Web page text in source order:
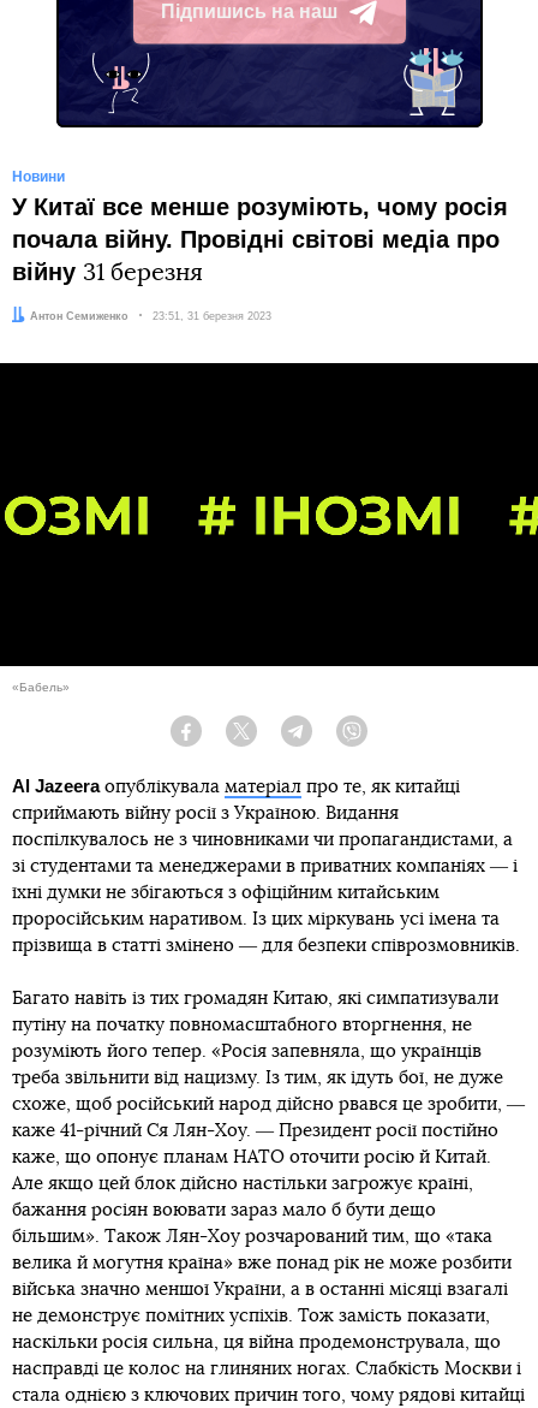
Підпишись на наш
Telegram
Новини
У Китаї все менше розуміють, чому росія
почала війну. Провідні світові медіа про
війну 31 березня
Автор:
Антон Семиженко Дата:
23:51, 31 березня 2023
«Бабель»
Facebook Twitter Telegram
Al Jazeeraопублікувала матеріал про те, як китайці
сприймають війну росії з Україною. Видання
поспілкувалось не з чиновниками чи пропагандистами, а
зі студентами та менеджерами в приватних компаніях ― і
їхні думки не збігаються з офіційним китайським
проросійським наративом. Із цих міркувань усі імена та
прізвища в статті змінено ― для безпеки співрозмовників.
Багато навіть із тих громадян Китаю, які симпатизували
путіну на початку повномасштабного вторгнення, не
розуміють його тепер. «Росія запевняла, що українців
треба звільнити від нацизму. Із тим, як ідуть бої, не дуже
схоже, щоб російський народ дійсно рвався це зробити, ―
каже 41-річний Ся Лян-Хоу. ― Президент росії постійно
каже, що опонує планам НАТО оточити росію й Китай.
Але якщо цей блок дійсно настільки загрожує країні,
бажання росіян воювати зараз мало б бути дещо
більшим». Також Лян-Хоу розчарований тим, що «така
велика й могутня країна» вже понад рік не може розбити
війська значно меншої України, а в останні місяці взагалі
не демонструє помітних успіхів. Тож замість показати,
наскільки росія сильна, ця війна продемонструвала, що
насправді це колос на глиняних ногах. Слабкість Москви і
стала однією з ключових причин того, чому рядові китайці